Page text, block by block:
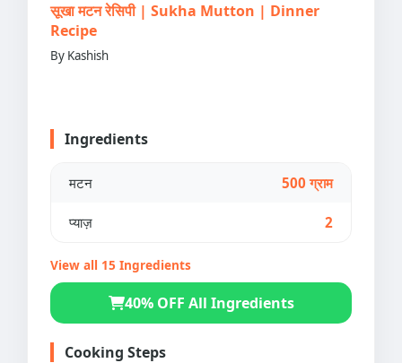
सूखा मटन रेसिपी | Sukha Mutton | Dinner
Recipe
By Kashish
Ingredients
मटन 500 ग्राम
प्याज़ 2
View all 15 Ingredients
40% OFF All Ingredients
Cooking Steps